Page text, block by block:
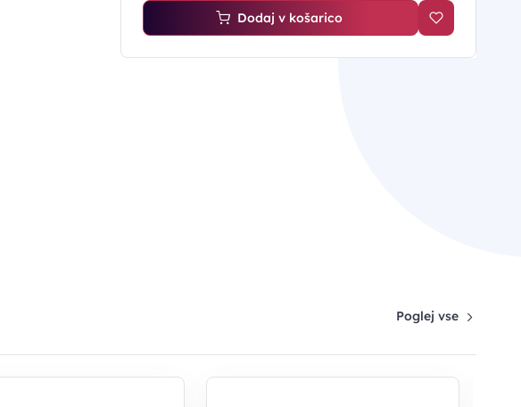
Dodaj v košarico
Poglej vse